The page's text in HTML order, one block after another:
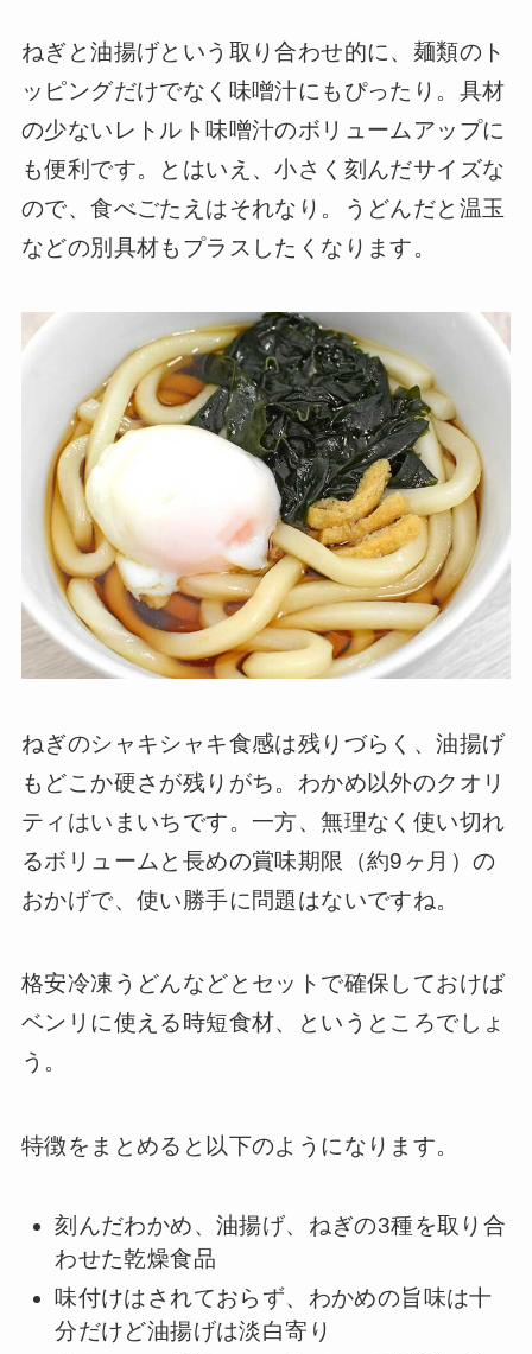
ねぎと油揚げという取り合わせ的に、麺類のト
ッピングだけでなく味噌汁にもぴったり。具材
の少ないレトルト味噌汁のボリュームアップに
も便利です。とはいえ、小さく刻んだサイズな
ので、食べごたえはそれなり。うどんだと温玉
などの別具材もプラスしたくなります。
ねぎのシャキシャキ食感は残りづらく、油揚げ
もどこか硬さが残りがち。わかめ以外のクオリ
ティはいまいちです。一方、無理なく使い切れ
るボリュームと長めの賞味期限（約9ヶ月）の
おかげで、使い勝手に問題はないですね。
格安冷凍うどんなどとセットで確保しておけば
ベンリに使える時短食材、というところでしょ
う。
特徴をまとめると以下のようになります。
刻んだわかめ、油揚げ、ねぎの3種を取り合
わせた乾燥食品
味付けはされておらず、わかめの旨味は十
分だけど油揚げは淡白寄り